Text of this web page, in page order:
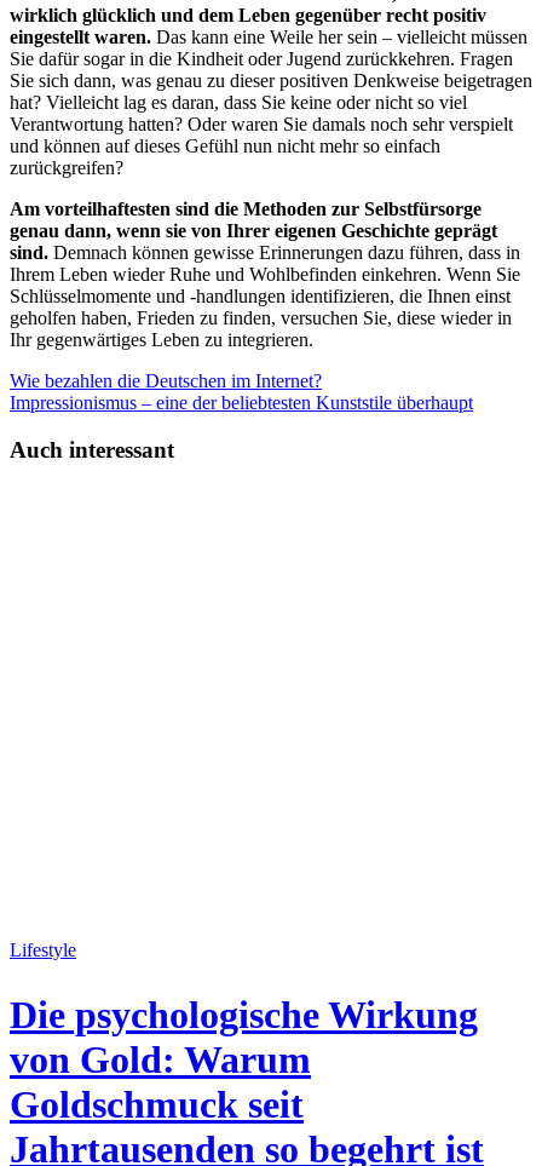
wirklich glücklich und dem Leben gegenüber recht positiv
eingestellt waren. Das kann eine Weile her sein – vielleicht müssen
Sie dafür sogar in die Kindheit oder Jugend zurückkehren. Fragen
Sie sich dann, was genau zu dieser positiven Denkweise beigetragen
hat? Vielleicht lag es daran, dass Sie keine oder nicht so viel
Verantwortung hatten? Oder waren Sie damals noch sehr verspielt
und können auf dieses Gefühl nun nicht mehr so einfach
zurückgreifen?
Am vorteilhaftesten sind die Methoden zur Selbstfürsorge
genau dann, wenn sie von Ihrer eigenen Geschichte geprägt
sind. Demnach können gewisse Erinnerungen dazu führen, dass in
Ihrem Leben wieder Ruhe und Wohlbefinden einkehren. Wenn Sie
Schlüsselmomente und -handlungen identifizieren, die Ihnen einst
geholfen haben, Frieden zu finden, versuchen Sie, diese wieder in
Ihr gegenwärtiges Leben zu integrieren.
Wie bezahlen die Deutschen im Internet?
Impressionismus – eine der beliebtesten Kunststile überhaupt
Auch interessant
Lifestyle
Die psychologische Wirkung
von Gold: Warum
Goldschmuck seit
Jahrtausenden so begehrt ist